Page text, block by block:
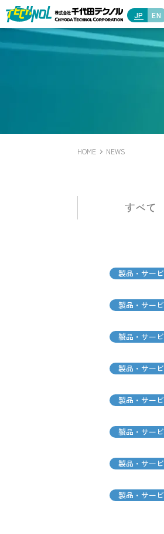
JP EN
HOME NEWS
すべて
製品・サー
製品・サー
製品・サー
製品・サー
製品・サー
製品・サー
製品・サー
製品・サー